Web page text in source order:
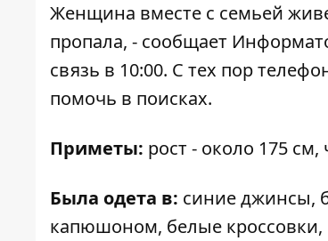
Женщина вместе с семьей
пропала, - сообщает
связь в 10:00. С тех пор
помочь в поисках.
Приметы: рост - около 175
Была одета в: синие джинсы,
капюшоном, белые кроссовки,